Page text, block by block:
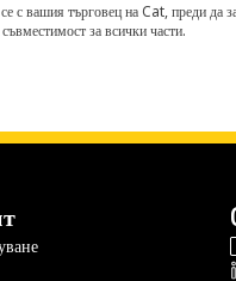
вашия търговец на Cat, преди да
за всички части.